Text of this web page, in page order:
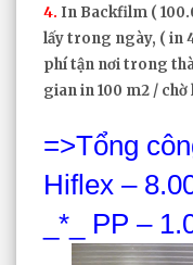
4. In Backfilm (
lấy trong ngày, ( in
phí tận nơi trong
gian in 100 m2 /
=>Tổng
Hiflex –
_*_ PP –